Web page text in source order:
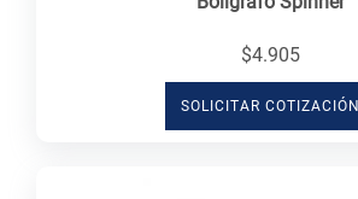
$4.905
SOLICITAR COTIZACIÓN